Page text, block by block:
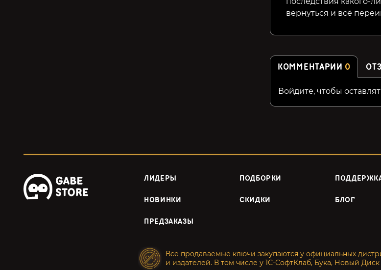
вернуться и всё
КОММЕНТАРИИ 0
Войдите, чтобы
ЛИДЕРЫ ПОДБОРКИ
НОВИНКИ СКИДКИ БЛОГ
ПРЕДЗАКАЗЫ
Все продаваемые ключи закупаются у официальных
и издателей. В том числе у 1С-СофтКлаб, Бука, Новый Диск